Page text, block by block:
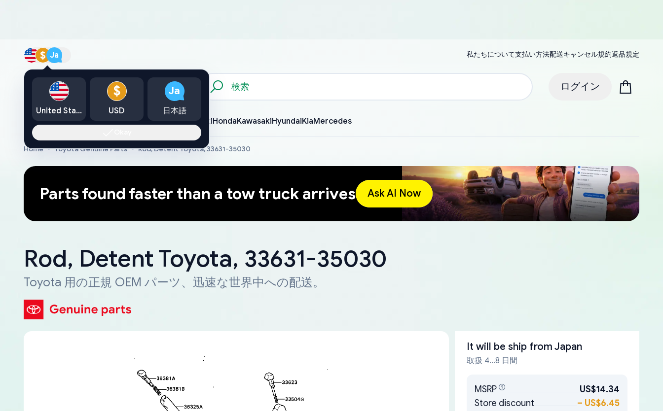
$ Ja 私たちについて支払い方法配送キャンセル規約返品規定
カタログ ログイン
ToyotaLexusNissanMazdaMitsubishiYamahaSuzukiHondaKawasakiHyundaiKiaMercedes
Home Toyota Genuine Parts Rod, Detent Toyota, 33631-35030
Parts found faster than a tow truck arrives Ask AI Now
Rod, Detent Toyota, 33631-35030
Toyota 用の正規 OEM パーツ、迅速な世界中への配送。
It will be ship from Japan
取扱 4...8 日間
MSRP
US$14.34
Store discount
– US$6.45
United States
$
USD
Ja
日本語